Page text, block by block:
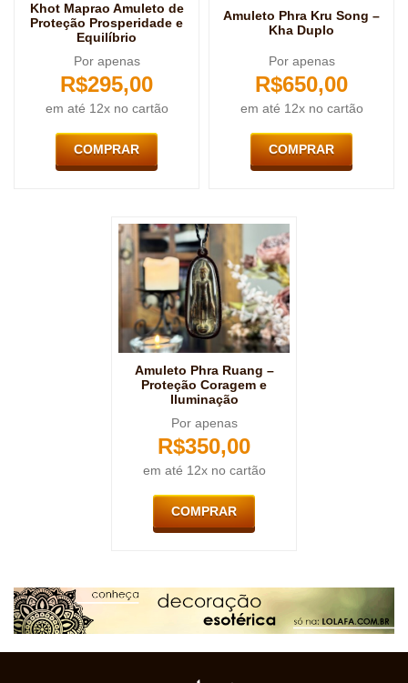
Khot Maprao Amuleto de
Proteção Prosperidade e
Equilíbrio
Por apenas
R$295,00
em até 12x no cartão
COMPRAR
Amuleto Phra Kru Song –
Kha Duplo
Por apenas
R$650,00
em até 12x no cartão
COMPRAR
Amuleto Phra Ruang –
Proteção Coragem e
Iluminação
Por apenas
R$350,00
em até 12x no cartão
COMPRAR